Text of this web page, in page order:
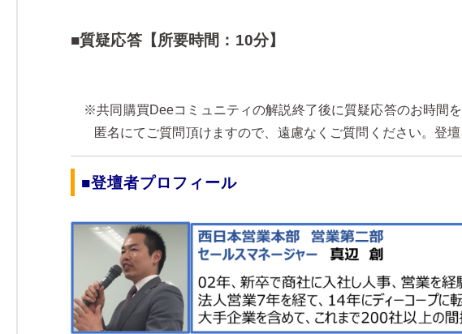
■質疑応答【所要時間：10分】
※共同購買Deeコミュニティの解説終了後に質疑応答のお時間
匿名にてご質問頂けますので、遠慮なくご質問ください。登
■登壇者プロフィール